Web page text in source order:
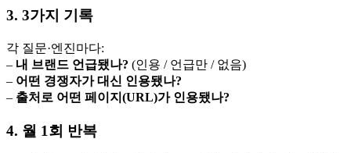
3. 3가지 기록
각 질문·엔진마다:
– 내 브랜드 언급됐나? (인용 / 언급만 / 없음)
– 어떤 경쟁자가 대신 인용됐나?
– 출처로 어떤 페이지(URL)가 인용됐나?
4. 월 1회 반복